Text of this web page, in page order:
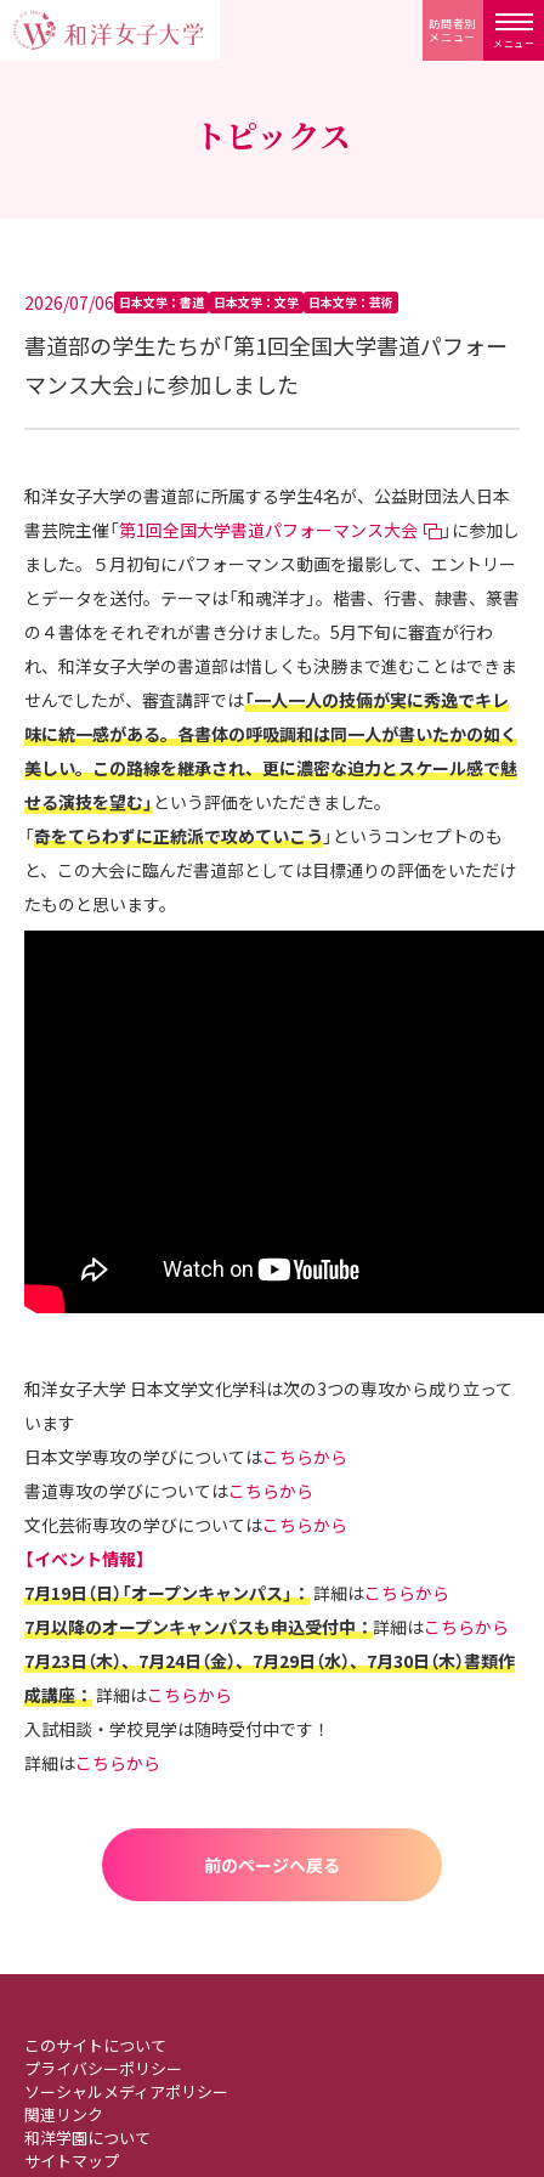
メニュー
訪問者別
メニュー
トピックス
2026/07/06 日本文学：書道 日本文学：文学 日本文学：芸術
書道部の学生たちが「第1回全国大学書道パフォー
マンス大会」に参加しました
和洋女子大学の書道部に所属する学生4名が、公益財団法人日本
書芸院主催「第1回全国大学書道パフォーマンス大会
」に参加し
ました。５月初旬にパフォーマンス動画を撮影して、エントリー
とデータを送付。テーマは「和魂洋才」。楷書、行書、隷書、篆書
の４書体をそれぞれが書き分けました。5月下旬に審査が行わ
れ、和洋女子大学の書道部は惜しくも決勝まで進むことはできま
せんでしたが、審査講評では「一人一人の技倆が実に秀逸でキレ
味に統一感がある。各書体の呼吸調和は同一人が書いたかの如く
美しい。この路線を継承され、更に濃密な迫力とスケール感で魅
せる演技を望む」という評価をいただきました。
「奇をてらわずに正統派で攻めていこう」というコンセプトのも
と、この大会に臨んだ書道部としては目標通りの評価をいただけ
たものと思います。
ぜひ、和洋女子大学 書道部のパフォーマンスをご覧ください。
和洋女子大学 日本文学文化学科は次の3つの専攻から成り立って
います
日本文学専攻の学びについてはこちらから
書道専攻の学びについてはこちらから
文化芸術専攻の学びについてはこちらから
【イベント情報】
7月19日（日）「オープンキャンパス」：詳細はこちらから
7月以降のオープンキャンパスも申込受付中：詳細はこちらから
7月23日（木）、7月24日（金）、7月29日（水）、7月30日（木）書類作
成講座：詳細はこちらから
入試相談・学校見学は随時受付中です！
詳細はこちらから
前のページへ戻る
このサイトについて
プライバシーポリシー
ソーシャルメディアポリシー
関連リンク
和洋学園について
サイトマップ